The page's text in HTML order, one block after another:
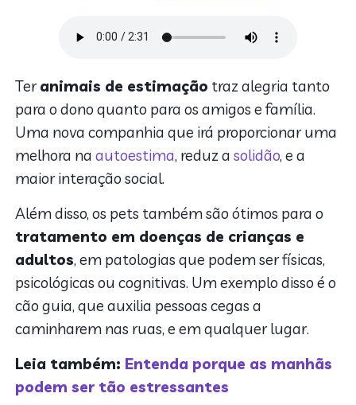
Teranimais de estimação traz alegria tanto
para o dono quanto para os amigos e família.
Uma nova companhia que irá proporcionar uma
melhora naautoestima, reduz asolidão, e a
maior interação social.
Além disso, os pets também são ótimos para o
tratamento em doenças de crianças e
adultos, em patologias que podem ser físicas,
psicológicas ou cognitivas. Um exemplo disso é o
cão guia, que auxilia pessoas cegas a
caminharem nas ruas, e em qualquer lugar.
Leia também: Entenda porque as manhãs
podem ser tão estressantes